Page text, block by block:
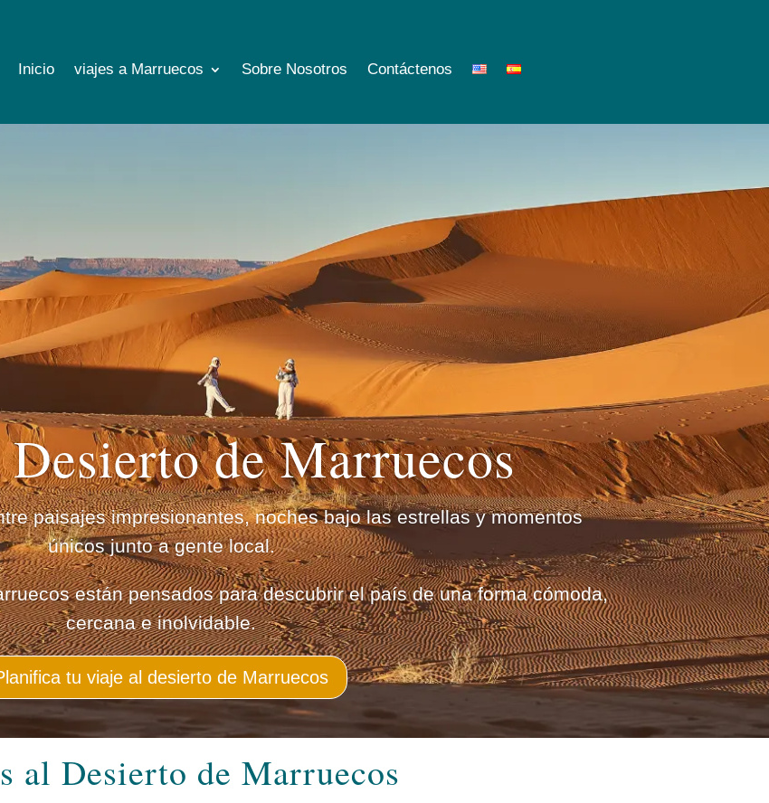
Inicio viajes a Marruecos Sobre Nosotros Contáctenos
de Marruecos
paisajes impresionantes, noches bajo las estrellas y momentos
únicos junto a gente local.
están pensados para descubrir el país de una forma cómoda,
cercana e inolvidable.
tu viaje al desierto de Marruecos
al Desierto de Marruecos